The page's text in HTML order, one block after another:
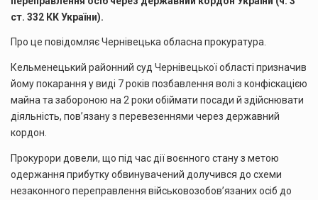
ст. 332 КК України).
Про це повідомляє Чернівецька обласна прокуратура.
Кельменецький районний суд Чернівецької області призначив
йому покарання у виді 7 років позбавлення волі з конфіскацією
майна та забороною на 2 роки обіймати посади й здійснювати
діяльність, пов’язану з перевезеннями через державний
кордон.
Прокурори довели, що під час дії воєнного стану з метою
одержання прибутку обвинувачений долучився до схеми
незаконного переправлення військовозобов’язаних осіб до